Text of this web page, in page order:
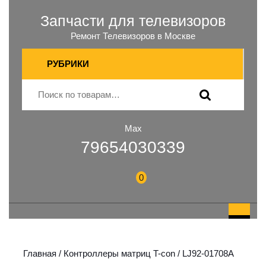
Запчасти для телевизоров
Ремонт Телевизоров в Москве
РУБРИКИ
Max
79654030339
0
Главная / Контроллеры матриц T-con / LJ92-01708A